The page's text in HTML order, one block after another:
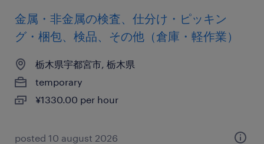
金属・非金属の検査、仕分け・ピッキン
グ・梱包、検品、その他（倉庫・軽作業）
栃木県宇都宮市, 栃木県
temporary
¥1330.00 per hour
posted 10 august 2026